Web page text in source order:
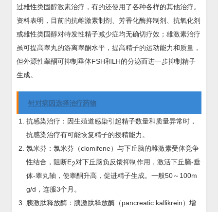
过雄性类固醇激素治疗，有的还使用了各种各样的其他治疗。
资料表明，目前的抗雌激素制剂、芳香化酶抑制剂、抗氧化剂
或雄性类固醇对特发性精子减少症均无确切疗效；雄激素治疗
虽可提高睾丸的游离睾酮水平，提高精子的运动能力和质量，
但外源性睾酮可抑制垂体FSH和LH的分泌而进一步抑制精子
生成。
针对病因选择治疗药物
抗感染治疗：因生殖道感染引起精子数量和质量异常时，
抗感染治疗有可能恢复精子的授精能力。
氯米芬：氯米芬（clomifene）与下丘脑的雌激素受体竞争
性结合，阻断E2对下丘脑负反馈抑制作用，激活下丘脑-垂
体-睾丸轴，使睾酮升高，促进精子生成。一般50～100m
g/d，连服3个月。
胰激肽释放酶：胰激肽释放酶（pancreatic kallikrein）增